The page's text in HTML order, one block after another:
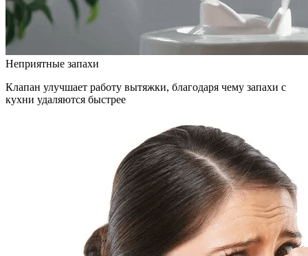
Неприятные запахи
Клапан улучшает работу вытяжки, благодаря чему запахи с
кухни удаляются быстрее